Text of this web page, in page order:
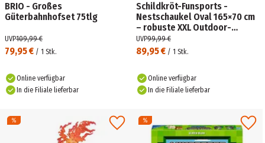
BRIO - Großes
Güterbahnhofset 75tlg
79,95 € / 1 Stk.
UVP109,99 €
Online verfügbar
In die Filiale lieferbar
Schildkröt-Funsports -
Nestschaukel Oval 165×70 cm
– robuste XXL Outdoor-
Schaukel bis 150 kg,
höhenverstellbar &
89,95 € / 1 Stk.
UVP99,99 €
Online verfügbar
In die Filiale lieferbar